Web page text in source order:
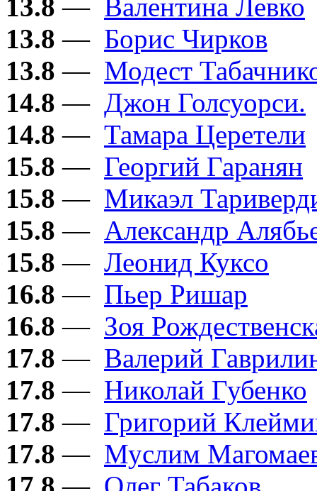
13.8 — Валентина Левко
13.8 — Борис Чирков
13.8 — Модест
14.8 — Джон Голсуорси.
14.8 — Тамара Церетели
15.8 — Георгий Гаранян
15.8 — Микаэл
15.8 — Александр
15.8 — Леонид Куксо
16.8 — Пьер Ришар
16.8 — Зоя
17.8 — Валерий
17.8 — Николай Губенко
17.8 — Григорий
17.8 — Муслим